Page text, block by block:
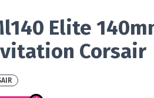
Elite
Corsair